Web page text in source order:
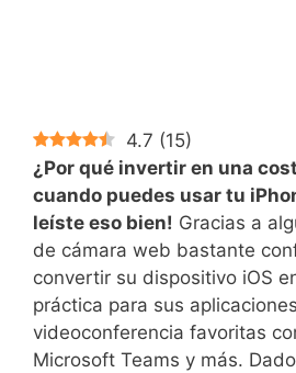
4.7 (15)
¿Por qué invertir en una
cuando puedes usar tu
leíste eso bien! Gracias a
de cámara web bastante
convertir su dispositivo iOS
práctica para sus
videoconferencia favoritas
Microsoft Teams y más.